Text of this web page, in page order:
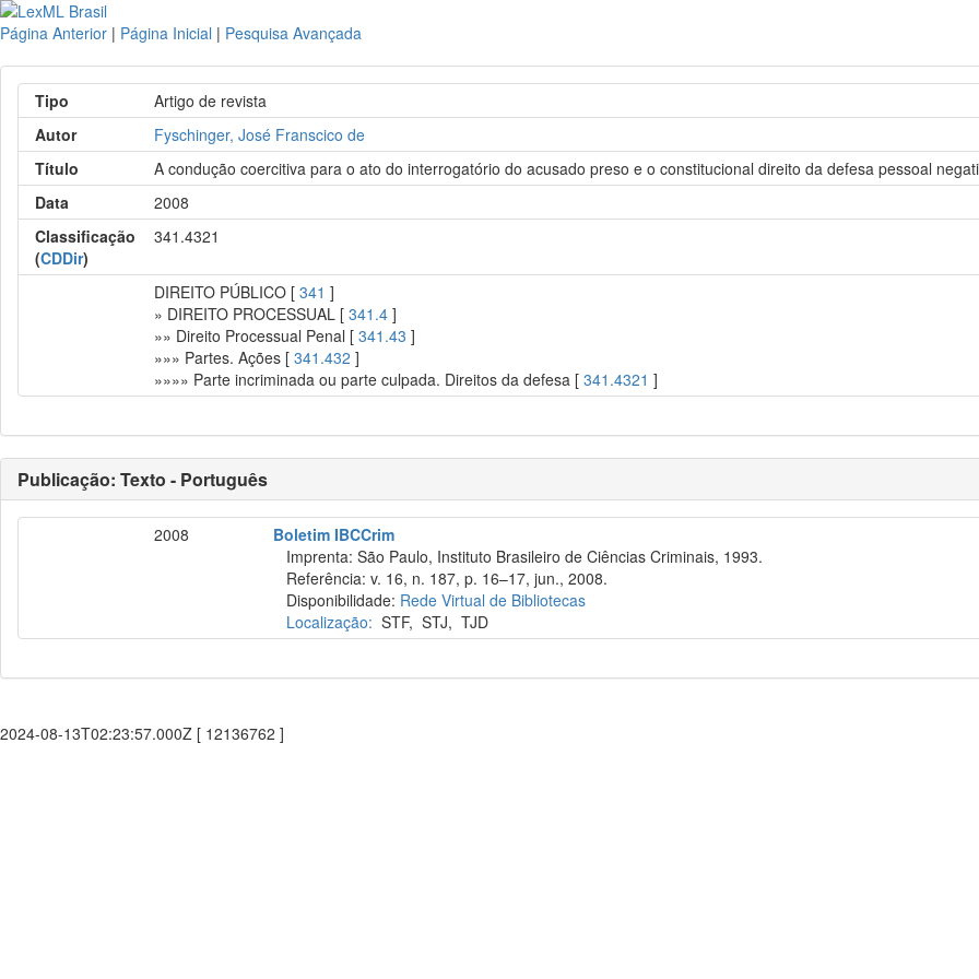
Página Anterior | Página Inicial | Pesquisa Avançada
Tipo
Artigo de revista
Autor
Fyschinger, José Franscico de
Título
A condução coercitiva para o ato do interrogatório do acusado preso e o constitucional direito da defesa pessoal
Data
2008
Classificação
(CDDir)
341.4321
DIREITO PÚBLICO [341 ]
» DIREITO PROCESSUAL [341.4 ]
»» Direito Processual Penal [341.43 ]
»»» Partes. Ações [341.432 ]
»»»» Parte incriminada ou parte culpada. Direitos da defesa [341.4321 ]
Publicação: Texto - Português
2008
Boletim IBCCrim
Imprenta: São Paulo, Instituto Brasileiro de Ciências Criminais, 1993.
Referência: v. 16, n. 187, p. 16–17, jun., 2008.
Disponibilidade: Rede Virtual de Bibliotecas
Localização: STF,STJ,TJD
2024-08-13T02:23:57.000Z [ 12136762 ]